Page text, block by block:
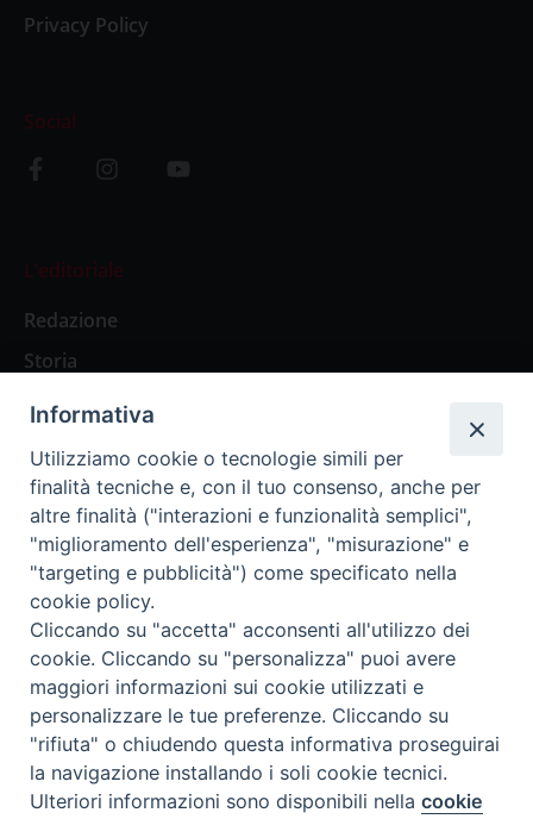
Privacy Policy
Social
L’editoriale
Redazione
Storia
Abbonamenti
Abbonamento Annuale Digitale
Abbonamento Annuale Cartaceo
Abbonamento Singola Copia Digitale
Redazione: Pavia, Piazza Duomo 11 - tel. 0382.24736 -
amministrazione@ilticino.it - repossi@ilticino.it - P.
IVA: 00213430184
Preferenze Cookie
Informativa
Utilizziamo cookie o tecnologie simili per
finalità tecniche e, con il tuo consenso, anche per
altre finalità ("interazioni e funzionalità semplici",
"miglioramento dell'esperienza", "misurazione" e
"targeting e pubblicità") come specificato nella
cookie policy.
Cliccando su "accetta" acconsenti all'utilizzo dei
cookie. Cliccando su "personalizza" puoi avere
maggiori informazioni sui cookie utilizzati e
personalizzare le tue preferenze. Cliccando su
"rifiuta" o chiudendo questa informativa proseguirai
la navigazione installando i soli cookie tecnici.
Ulteriori informazioni sono disponibili nellacookie